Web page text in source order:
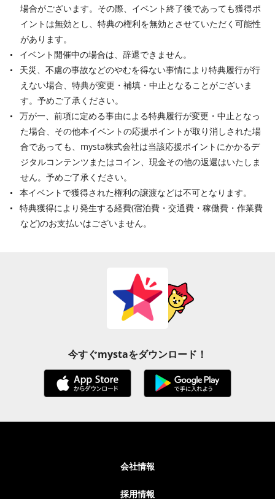
場合がございます。その際、イベント終了後であっても獲得ポ
イントは無効とし、特典の権利を無効とさせていただく可能性
があります。
イベント開催中の場合は、辞退できません。
天災、不慮の事故などのやむを得ない事情により特典履行が行
えない場合、特典が変更・補填・中止となることがございま
す。予めご了承ください。
万が一、前項に定める事由による特典履行が変更・中止となっ
た場合、その他本イベントの応援ポイントが取り消しされた場
合であっても、mysta株式会社は当該応援ポイントにかかるデ
ジタルコンテンツまたはコイン、現金その他の返還はいたしま
せん。予めご了承ください。
本イベントで獲得された権利の譲渡などは不可となります。
特典獲得により発生する経費(宿泊費・交通費・稼働費・作業費
など)のお支払いはございません。
今すぐmystaをダウンロード！
会社情報
採用情報